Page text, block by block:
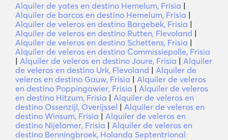
Alquiler de yates en destino Hemelum, Frisia |
Alquiler de barcos en destino Hemelum, Frisia |
Alquiler de veleros en destino Bargebek, Frisia |
Alquiler de veleros en destino Rutten, Flevoland |
Alquiler de veleros en destino Schettens, Frisia |
Alquiler de veleros en destino Commissiepolle, Frisia
| Alquiler de veleros en destino Joure, Frisia | Alquiler
de veleros en destino Urk, Flevoland | Alquiler de
veleros en destino Gauw, Frisia | Alquiler de veleros
en destino Poppingawier, Frisia | Alquiler de veleros
en destino Hitzum, Frisia | Alquiler de veleros en
destino Ossenzijl, Overijssel | Alquiler de veleros en
destino Winsum, Frisia | Alquiler de veleros en
destino Nijelamer, Frisia | Alquiler de veleros en
destino Benningbroek, Holanda Septentrional